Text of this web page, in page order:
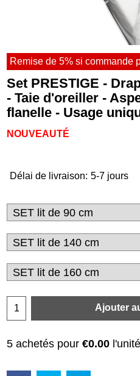
Remise de 5% si commande
Set PRESTIGE -
- Taie d'oreiller -
flanelle - Usage
NOUVEAUTÉ
Délai de livraison: 5-7 jours
Ajouter
5 achetés pour €0.00